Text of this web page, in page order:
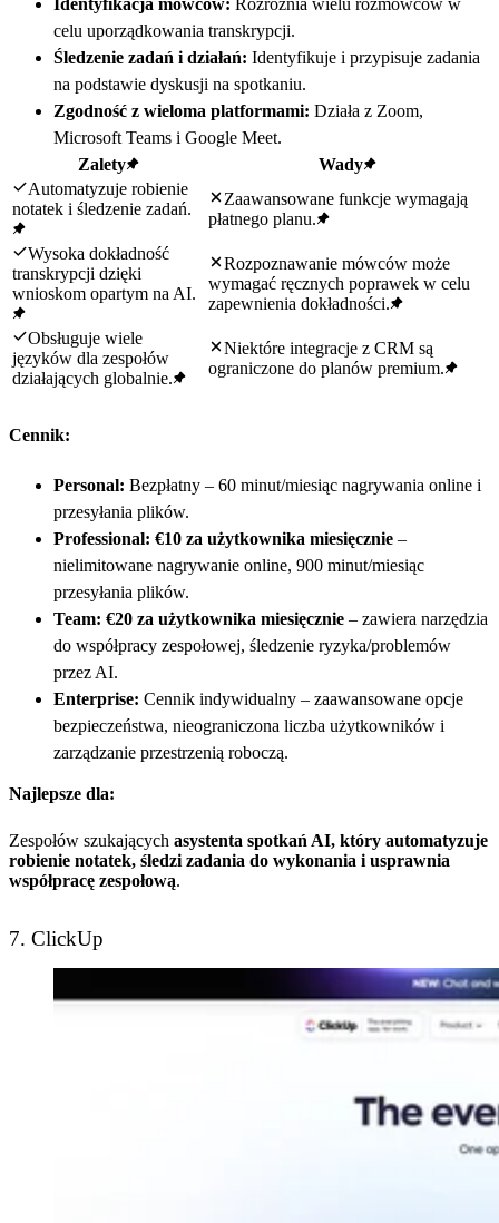
Identyfikacja mówców: Rozróżnia wielu rozmówców w
celu uporządkowania transkrypcji.
Śledzenie zadań i działań: Identyfikuje i przypisuje zadania
na podstawie dyskusji na spotkaniu.
Zgodność z wieloma platformami: Działa z Zoom,
Microsoft Teams i Google Meet.
Zalety
Wady
Automatyzuje robienie
notatek i śledzenie zadań.
Zaawansowane funkcje wymagają
płatnego planu.
Wysoka dokładność
transkrypcji dzięki
wnioskom opartym na AI.
Rozpoznawanie mówców może
wymagać ręcznych poprawek w celu
zapewnienia dokładności.
Obsługuje wiele
języków dla zespołów
działających globalnie.
Niektóre integracje z CRM są
ograniczone do planów premium.
Cennik:
Personal: Bezpłatny – 60 minut/miesiąc nagrywania online i
przesyłania plików.
Professional: €10 za użytkownika miesięcznie –
nielimitowane nagrywanie online, 900 minut/miesiąc
przesyłania plików.
Team: €20 za użytkownika miesięcznie – zawiera narzędzia
do współpracy zespołowej, śledzenie ryzyka/problemów
przez AI.
Enterprise: Cennik indywidualny – zaawansowane opcje
bezpieczeństwa, nieograniczona liczba użytkowników i
zarządzanie przestrzenią roboczą.
Najlepsze dla:
Zespołów szukających asystenta spotkań AI, który automatyzuje
robienie notatek, śledzi zadania do wykonania i usprawnia
współpracę zespołową.
7. ClickUp